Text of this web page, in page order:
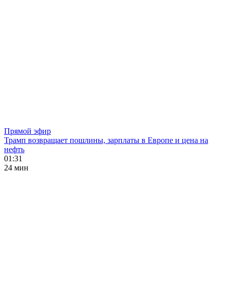
Прямой эфир
Трамп возвращает пошлины, зарплаты в Европе и цена на
нефть
01:31
24 мин